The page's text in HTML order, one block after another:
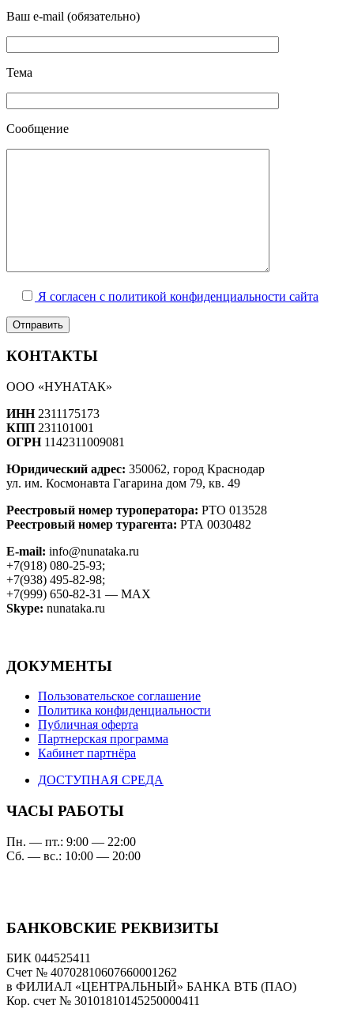
Ваш e-mail (обязательно)
Тема
Сообщение
Я согласен с политикой конфиденциальности сайта
КОНТАКТЫ
ООО «НУНАТАК»
ИНН2311175173
КПП 231101001
ОГРН1142311009081
Юридический адрес: 350062, город Краснодар
ул. им. Космонавта Гагарина дом 79, кв. 49
Реестровый номер туроператора: РТО 013528
Реестровый номер турагента: РТА 0030482
E-mail: info@nunataka.ru
+7(918) 080-25-93;
+7(938) 495-82-98;
+7(999) 650-82-31 — MAX
Skype: nunataka.ru
ДОКУМЕНТЫ
Пользовательское соглашение
Политика конфиденциальности
Публичная оферта
Партнерская программа
Кабинет партнёра
ДОСТУПНАЯ СРЕДА
ЧАСЫ РАБОТЫ
Пн. — пт.: 9:00 — 22:00
Сб. — вс.: 10:00 — 20:00
БАНКОВСКИЕ РЕКВИЗИТЫ
БИК 044525411
Счет № 40702810607660001262
в ФИЛИАЛ «ЦЕНТРАЛЬНЫЙ» БАНКА ВТБ (ПАО)
Кор. счет № 30101810145250000411